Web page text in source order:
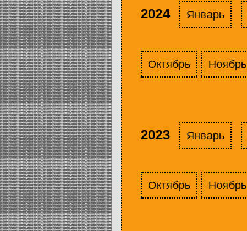
2024 Январь
Октябрь Ноябрь
2023 Январь
Октябрь Ноябрь